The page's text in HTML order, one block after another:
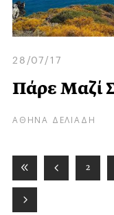
28/07/17
Πάρε Μαζί
ΑΘΗΝΑ ΔΕΛΙΑΔΗ
2